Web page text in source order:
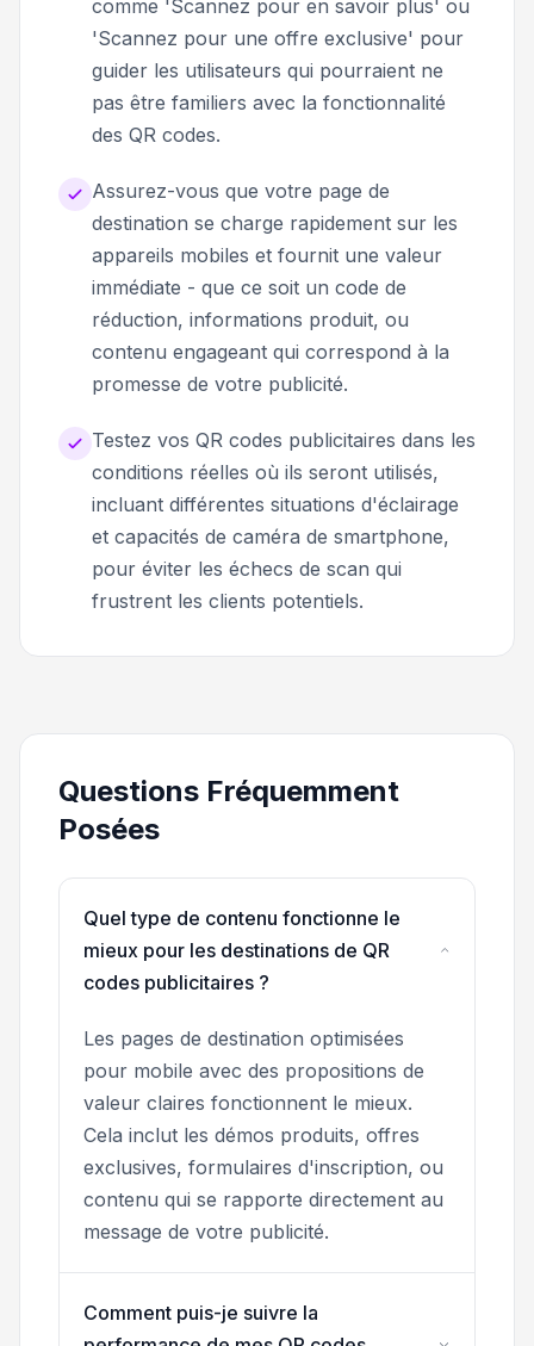
comme 'Scannez pour en savoir plus' ou
'Scannez pour une offre exclusive' pour
guider les utilisateurs qui pourraient ne
pas être familiers avec la fonctionnalité
des QR codes.
Assurez-vous que votre page de
destination se charge rapidement sur les
appareils mobiles et fournit une valeur
immédiate - que ce soit un code de
réduction, informations produit, ou
contenu engageant qui correspond à la
promesse de votre publicité.
Testez vos QR codes publicitaires dans les
conditions réelles où ils seront utilisés,
incluant différentes situations d'éclairage
et capacités de caméra de smartphone,
pour éviter les échecs de scan qui
frustrent les clients potentiels.
Questions Fréquemment
Posées
Quel type de contenu fonctionne le
mieux pour les destinations de QR
codes publicitaires ?
Les pages de destination optimisées
pour mobile avec des propositions de
valeur claires fonctionnent le mieux.
Cela inclut les démos produits, offres
exclusives, formulaires d'inscription, ou
contenu qui se rapporte directement au
message de votre publicité.
Comment puis-je suivre la